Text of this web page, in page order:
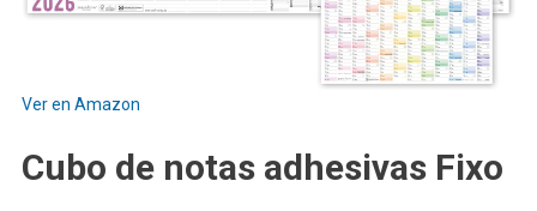
Ver en Amazon
Cubo de notas adhesivas Fixo